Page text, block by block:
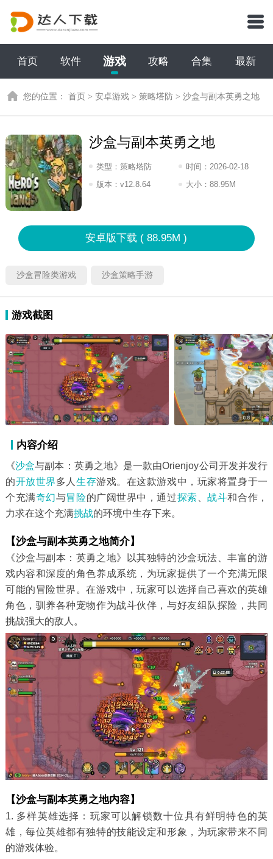
首页 软件 游戏 攻略 合集 最新
您的位置：首页 >安卓游戏 >策略塔防 >沙盒与副本英勇之地
沙盒与副本英勇之地
类型：策略塔防 时间： 2026-02-18
18:2026
版本：v12.8.64 大小： 88.95M
安卓版下载 ( 88.95M )
沙盒冒险类游戏 沙盒策略手游
游戏截图
内容介绍
《沙盒与副本：英勇之地》是一款由Orienjoy公司开发并发行
的开放世界多人 生存游戏。在这款游戏中，玩家将置身于一
个充满奇幻与冒险的广阔世界中，通过探索 、战斗和合作，
力求在这个充满挑战的环境中生存下来。
【沙盒与副本英勇之地简介】
《沙盒与副本：英勇之地》以其独特的沙盒玩法、丰富的游
戏内容和深度的角色养成系统，为玩家提供了一个充满无限
可能的冒险世界。在游戏中，玩家可以选择自己喜欢的英雄
角色，驯养各种宠物作为战斗伙伴，与好友组队探险，共同
挑战强大的敌人。
【沙盒与副本英勇之地内容】
1. 多样英雄选择：玩家可以解锁数十位具有鲜明特色的英
雄，每位英雄都有独特的技能设定和形象，为玩家带来不同
的游戏体验。